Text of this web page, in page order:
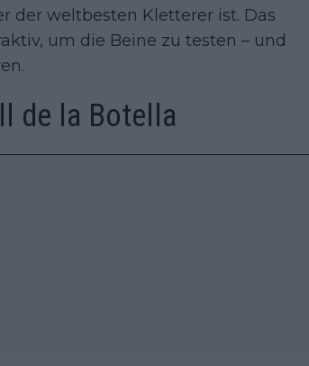
der weltbesten Kletterer ist. Das
um die Beine zu testen – und
de la Botella